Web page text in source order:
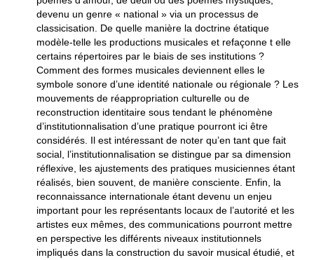
devenu un genre « national » via un processus de
classicisation. De quelle manière la doctrine étatique
modèle-telle les productions musicales et refaçonne t elle
certains répertoires par le biais de ses institutions ?
Comment des formes musicales deviennent elles le
symbole sonore d’une identité nationale ou régionale ? Les
mouvements de réappropriation culturelle ou de
reconstruction identitaire sous tendant le phénomène
d’institutionnalisation d’une pratique pourront ici être
considérés. Il est intéressant de noter qu’en tant que fait
social, l’institutionnalisation se distingue par sa dimension
réflexive, les ajustements des pratiques musiciennes étant
réalisés, bien souvent, de manière consciente. Enfin, la
reconnaissance internationale étant devenu un enjeu
important pour les représentants locaux de l’autorité et les
artistes eux mêmes, des communications pourront mettre
en perspective les différents niveaux institutionnels
impliqués dans la construction du savoir musical étudié, et